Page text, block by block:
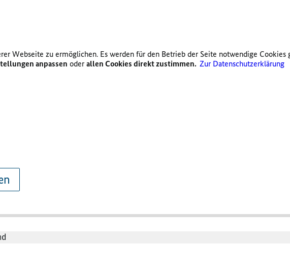
Webseite zu ermöglichen. Es werden für den Betrieb der Seite notwendige Cookies
anpassen oder allen Cookies direkt zustimmen. Zur Datenschutzerklärung